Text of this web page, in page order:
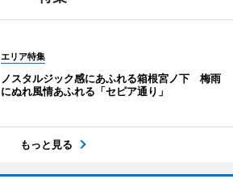
エリア特集
ノスタルジック感にあふれる箱根宮ノ下 梅雨
にぬれ風情あふれる「セピア通り」
もっと見る